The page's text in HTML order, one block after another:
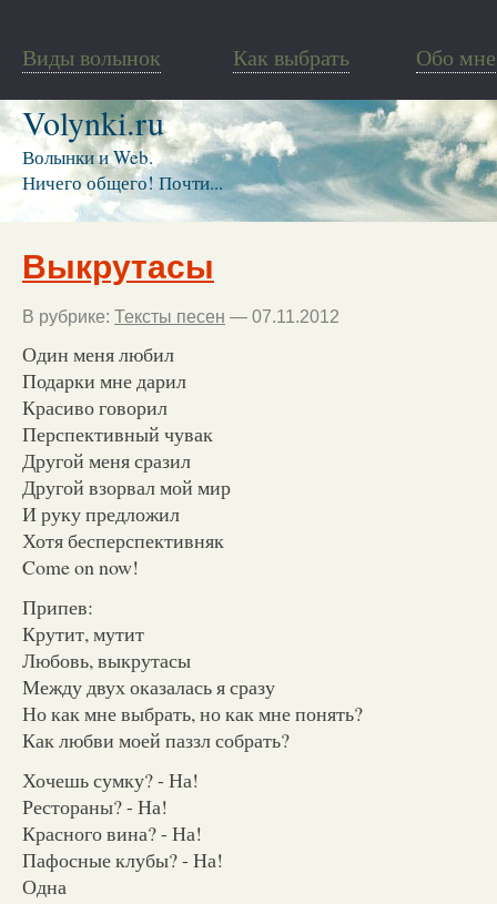
Виды волынок Как выбрать Обо мне
Volynki.ru
Волынки и Web.
Ничего общего! Почти...
Выкрутасы
В рубрике: Тексты песен — 07.11.2012
Один меня любил
Подарки мне дарил
Красиво говорил
Перспективный чувак
Другой меня сразил
Другой взорвал мой мир
И руку предложил
Хотя бесперспективняк
Come on now!
Припев:
Крутит, мутит
Любовь, выкрутасы
Между двух оказалась я сразу
Но как мне выбрать, но как мне понять?
Как любви моей паззл собрать?
Хочешь сумку? - На!
Рестораны? - На!
Красного вина? - На!
Пафосные клубы? - На!
Одна